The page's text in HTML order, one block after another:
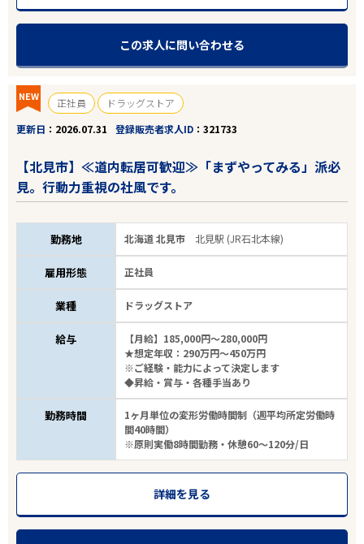
この求人に問い合わせる
NEW 正社員
ドラッグストア
更新日
2026.07.31 登録販売者求人ID 321733
【北見市】≪道内転居可歓迎≫「まずやってみる」派必
見。行動力重視の社風です。
勤務地 北海道 北見市 北見駅 (JR石北本線)
雇用形態 正社員
業種 ドラッグストア
給与
【月給】185,000円～280,000円
★想定年収：290万円～450万円
※ご経験・能力によって決定します
◆昇給・賞与・各種手当あり
勤務時間
1ヶ月単位の変形労働時間制（週平均所定労働時
間40時間）
※原則実働8時間勤務・休憩60～120分/日
詳細を見る